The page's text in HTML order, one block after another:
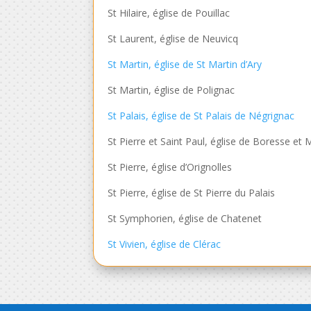
St Hilaire, église de Pouillac
St Laurent, église de Neuvicq
St Martin, église de St Martin d’Ary
St Martin, église de Polignac
St Palais, église de St Palais de Négrignac
St Pierre et Saint Paul, église de Boresse et
St Pierre, église d’Orignolles
St Pierre, église de St Pierre du Palais
St Symphorien, église de Chatenet
St Vivien, église de Clérac